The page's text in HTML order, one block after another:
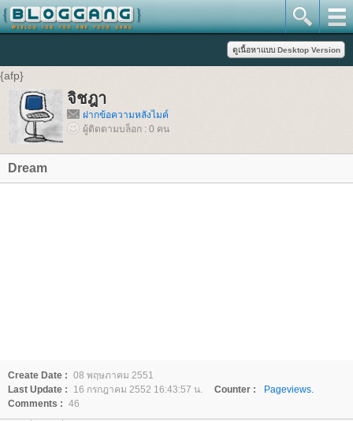
{afp}
จิชฎา
ฝากข้อความหลังไมค์
ผู้ติดตามบล็อก : 0 คน
Dream
Create Date : 08 พฤษภาคม 2551
Last Update :
16 กรกฎาคม 2552 16:43:57 น. Counter :
Pageviews.
Comments : 46